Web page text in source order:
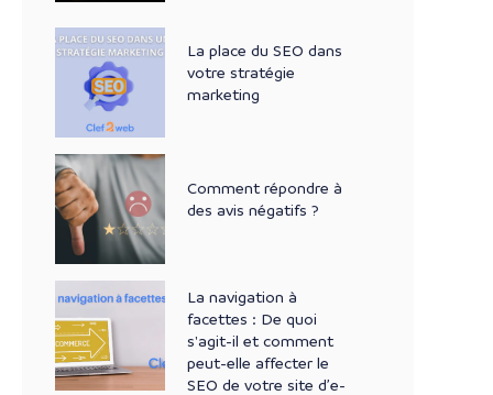
La place du SEO dans
votre stratégie
marketing
Comment répondre à
des avis négatifs ?
La navigation à
facettes : De quoi
s'agit-il et comment
peut-elle affecter le
SEO de votre site d’e-